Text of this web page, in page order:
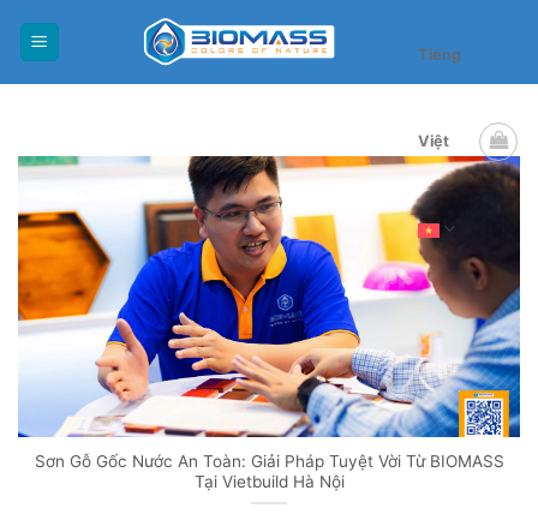
Tiếng
Việt
Sơn Gỗ Gốc Nước An Toàn: Giải Pháp Tuyệt Vời Từ BIOMASS
Tại Vietbuild Hà Nội